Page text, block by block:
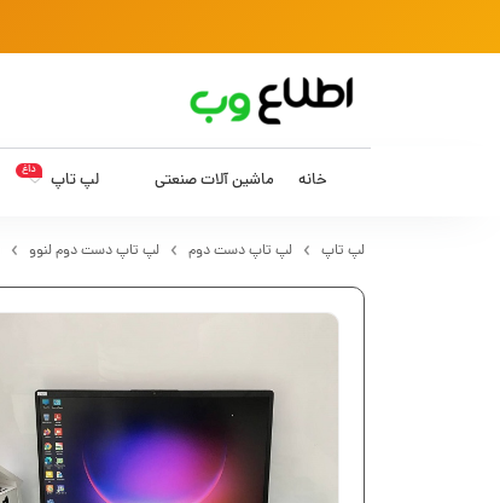
خانه ماشین آلات صنعتی لپ تاپ داغ
لپ تاپ لپ تاپ دست دوم لپ تاپ دست دوم لنوو